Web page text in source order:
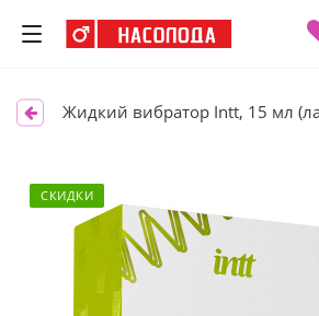
Жидкий вибратор Intt, 15 мл
СКИДКИ